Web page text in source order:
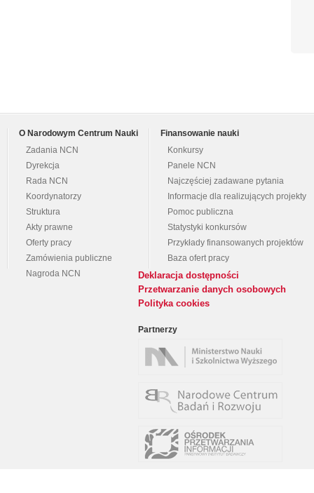
O Narodowym Centrum Nauki
Zadania NCN
Dyrekcja
Rada NCN
Koordynatorzy
Struktura
Akty prawne
Oferty pracy
Zamówienia publiczne
Nagroda NCN
Finansowanie nauki
Konkursy
Panele NCN
Najczęściej zadawane pytania
Informacje dla realizujących projekty
Pomoc publiczna
Statystyki konkursów
Przykłady finansowanych projektów
Baza ofert pracy
Deklaracja dostępności
Przetwarzanie danych osobowych
Polityka cookies
Partnerzy